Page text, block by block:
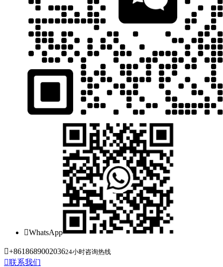
WhatsApp
+861868900203624小时咨询热线
联系我们